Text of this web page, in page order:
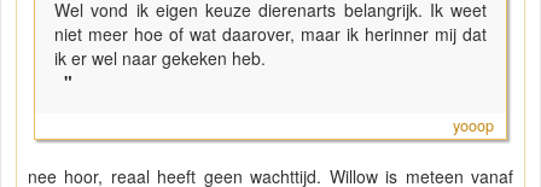
Wel vond ik eigen keuze dierenarts belangrijk. Ik weet
niet meer hoe of wat daarover, maar ik herinner mij dat
ik er wel naar gekeken heb.
"
yooop
nee hoor, reaal heeft geen wachttijd. Willow is meteen vanaf